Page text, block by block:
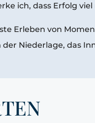
ich, dass Erfolg
Erleben von
Niederlage, das